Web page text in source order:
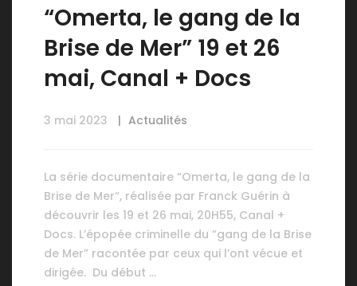
“Omerta, le gang de la
Brise de Mer” 19 et 26
mai, Canal + Docs
3 mai 2023 Actualités
La série documentaire “Omerta, le gang de la
Brise de Mer“, réalisée par Franck Guérin à
découvrir les 19 et 26 mai, 20H55, Canal +
Docs. L’épopée criminelle du “gang de la Brise
de Mer” racontée par ceux qui l’ont vécue et
dirigée. Du début …